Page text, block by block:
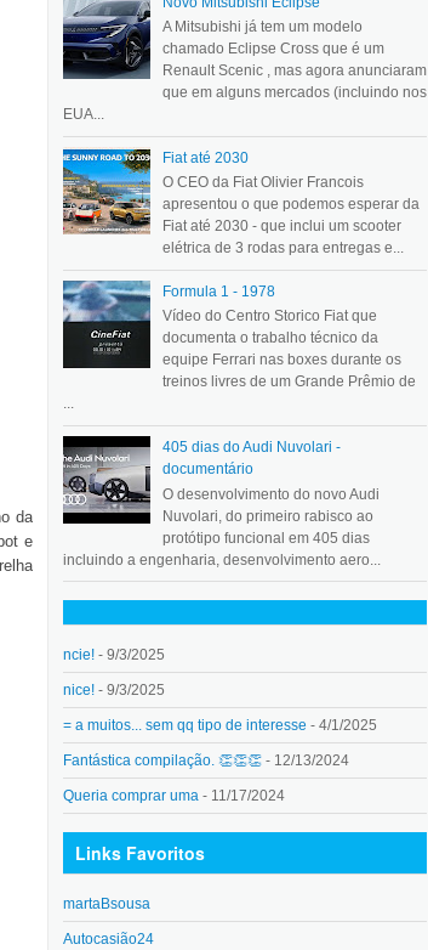
da
e
A Mitsubishi já tem um modelo
chamado Eclipse Cross que é um
Renault Scenic , mas agora anunciaram
que em alguns mercados (incluindo nos
EUA...
Fiat até 2030
O CEO da Fiat Olivier Francois
apresentou o que podemos esperar da
Fiat até 2030 - que inclui um scooter
elétrica de 3 rodas para entregas e...
Formula 1 - 1978
Vídeo do Centro Storico Fiat que
documenta o trabalho técnico da
equipe Ferrari nas boxes durante os
treinos livres de um Grande Prêmio de
...
405 dias do Audi Nuvolari -
documentário
O desenvolvimento do novo Audi
Nuvolari, do primeiro rabisco ao
protótipo funcional em 405 dias
incluindo a engenharia, desenvolvimento aero...
ncie! - 9/3/2025
nice! - 9/3/2025
= a muitos... sem qq tipo de interesse - 4/1/2025
Fantástica compilação. 👏👏👏 - 12/13/2024
Queria comprar uma - 11/17/2024
Links Favoritos
martaBsousa
Autocasião24